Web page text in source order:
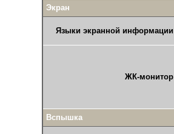
Экран
Языки экранной информации
ЖК-монитор
Вспышка